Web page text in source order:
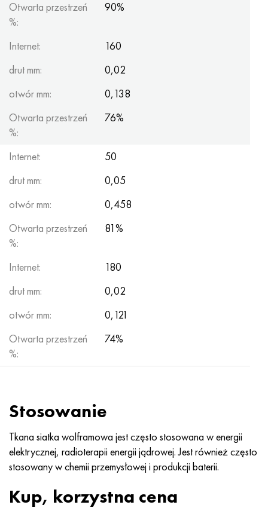
Otwarta przestrzeń
%:
90%
Internet:
160
drut mm:
0,02
otwór mm:
0,138
Otwarta przestrzeń
%:
76%
Internet:
50
drut mm:
0,05
otwór mm:
0,458
Otwarta przestrzeń
%:
81%
Internet:
180
drut mm:
0,02
otwór mm:
0,121
Otwarta przestrzeń
%:
74%
Stosowanie
Tkana siatka wolframowa jest często stosowana w energii
elektrycznej, radioterapii energii jądrowej. Jest również często
stosowany w chemii przemysłowej i produkcji baterii.
Kup, korzystna cena